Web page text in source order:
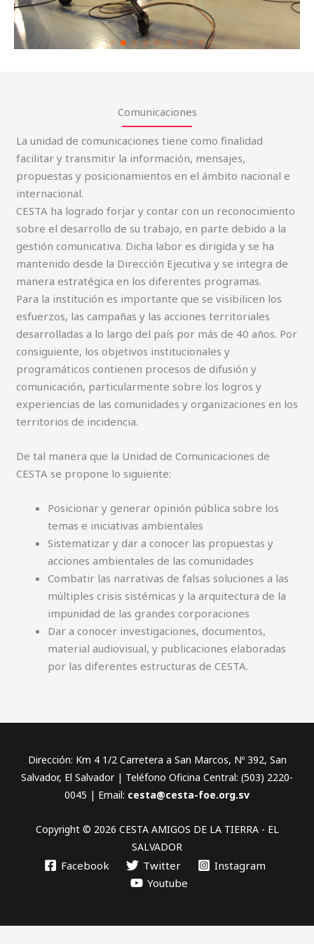
Comunicaciones
La unidad de comunicaciones tiene como finalidad
facilitar y transmitir la información, mensajes,
propuestas y posicionamientos en el ámbito nacional e
internacional.
CESTA ha logrado forjar y contar con un reconocimiento
sobre el desarrollo de su trabajo, en parte debido a la
gestión comunicativa. Dicha labor es dirigida y se ha
mantenido desde la Dirección Ejecutiva y se integra de
manera estratégica en los diferentes programas.
Para la institución es importante que se visibilicen los
esfuerzos, las campañas y las acciones territoriales
desarrolladas a lo largo del país por más de 40 años. Por
consiguiente, los objetivos institucionales y
programáticos contienen procesos de difusión y
comunicación, particularmente sobre los logros y
experiencias de las comunidades y organizaciones en los
territorios de incidencia.
De tal manera que la Unidad de Comunicaciones de
CESTA se propone lo siguiente:
Posicionar y generar opinión pública sobre los
temas e iniciativas ambientales
Sistematizar y dar a conocer las propuestas y
acciones ambientales de las comunidades
Combatir las narrativas de falsas soluciones a las
múltiples crisis sistémicas y la arquitectura de la
impunidad de las grandes corporaciones
Dar a conocer investigaciones, documentos,
material audiovisual, y publicaciones elaboradas
por las diferentes estructuras de CESTA.
Dirección: Km 4 1/2 Carretera a San Marcos, Nº 392, San
Salvador, El Salvador | Teléfono Oficina Central: (503) 2220-
0045 | Email: cesta@cesta-foe.org.sv
Copyright © 2026 CESTA AMIGOS DE LA TIERRA - EL
SALVADOR
Facebook Twitter
Instagram
Youtube